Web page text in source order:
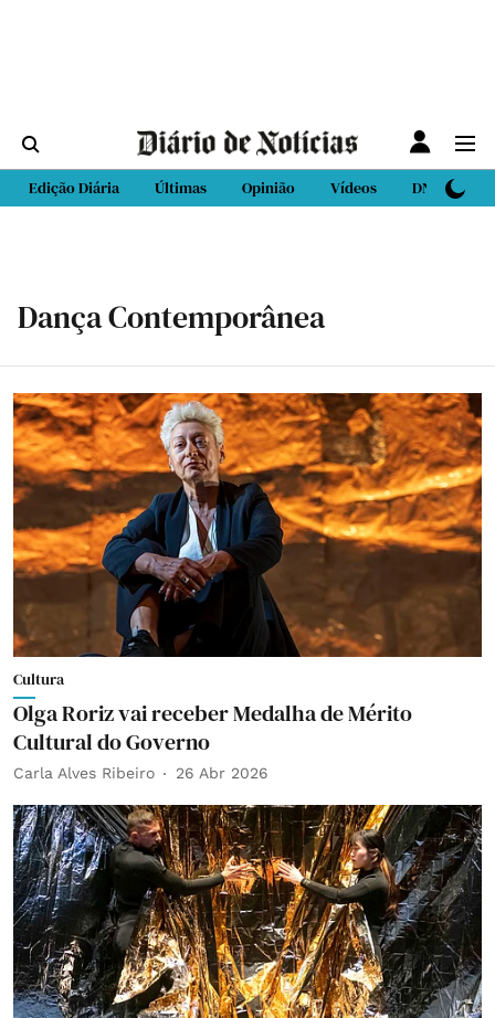
Edição Diária Últimas Opinião Vídeos DN Sport
Dança Contemporânea
Cultura
Olga Roriz vai receber Medalha de Mérito
Cultural do Governo
Carla Alves Ribeiro 26 Abr 2026